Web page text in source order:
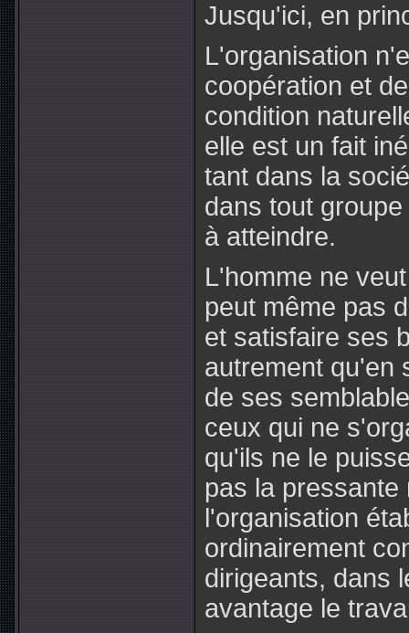
Jusqu'ici, en
L'organisation
coopération et
condition
elle est un fait
tant dans la
dans tout
à atteindre.
L'homme ne
peut même pas
et satisfaire ses
autrement qu'en
de ses
ceux qui ne
qu'ils ne le
pas la
l'organisation
ordinairement
dirigeants, dans
avantage le